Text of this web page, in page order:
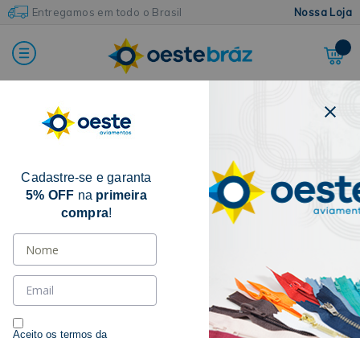
Entregamos em todo o Brasil Nossa Loja
CATEGORIA
MARCAS
(42)
NYBC
(8)
Cadastre-se e garanta
5% OFF na primeira
compra!
Aceito os termos da